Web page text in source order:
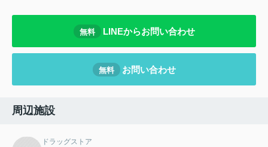
無料 LINEからお問い合わせ
無料 お問い合わせ
周辺施設
ドラッグストア